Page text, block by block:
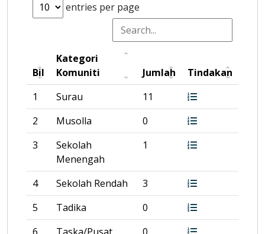
entries per page
Bil
Kategori
Komuniti
Jumlah
Tindakan
1
Surau
11
2
Musolla
0
3
Sekolah
Menengah
1
4 Sekolah Rendah
3
5
Tadika
0